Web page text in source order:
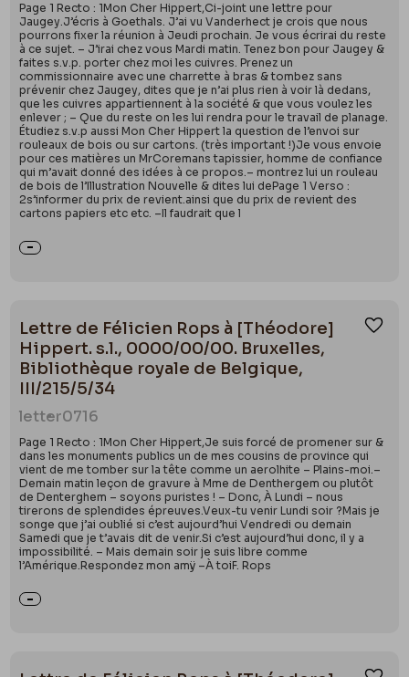
Page 1 Recto : 1Mon Cher Hippert,Ci-joint une lettre pour
Jaugey.J’écris à Goethals. J’ai vu Vanderhect je crois que nous
pourrons fixer la réunion à Jeudi prochain. Je vous écrirai du reste
à ce sujet. – J’irai chez vous Mardi matin. Tenez bon pour Jaugey &
faites s.v.p. porter chez moi les cuivres. Prenez un
commissionnaire avec une charrette à bras & tombez sans
prévenir chez Jaugey, dites que je n’ai plus rien à voir là dedans,
que les cuivres appartiennent à la société & que vous voulez les
enlever ; – Que du reste on les lui rendra pour le travail de planage.
Étudiez s.v.p aussi Mon Cher Hippert la question de l’envoi sur
rouleaux de bois ou sur cartons. (très important !)Je vous envoie
pour ces matières un MrCoremans tapissier, homme de confiance
qui m’avait donné des idées à ce propos.– montrez lui un rouleau
de bois de l’Illustration Nouvelle & dites lui dePage 1 Verso :
2s’informer du prix de revient.ainsi que du prix de revient des
cartons papiers etc etc. –Il faudrait que l
Lettre de Félicien Rops à [Théodore]
Hippert. s.l., 0000/00/00. Bruxelles,
Bibliothèque royale de Belgique,
III/215/5/34
letter0716
Page 1 Recto : 1Mon Cher Hippert,Je suis forcé de promener sur &
dans les monuments publics un de mes cousins de province qui
vient de me tomber sur la tête comme un aerolhite – Plains-moi.–
Demain matin leçon de gravure à Mme de Denthergem ou plutôt
de Denterghem – soyons puristes ! – Donc, À Lundi – nous
tirerons de splendides épreuves.Veux-tu venir Lundi soir ?Mais je
songe que j’ai oublié si c’est aujourd’hui Vendredi ou demain
Samedi que je t’avais dit de venir.Si c’est aujourd’hui donc, il y a
impossibilité. – Mais demain soir je suis libre comme
l’Amérique.Respondez mon amÿ –À toiF. Rops